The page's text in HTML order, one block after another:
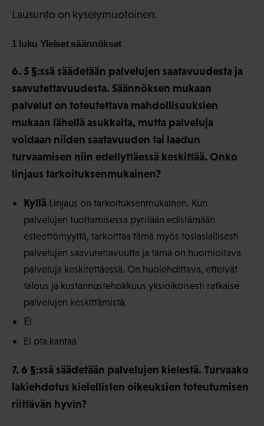
Lausunto on kyselymuotoinen.
1 luku Yleisetsäännökset
6. 5 §:ssä säädetään palvelujen saatavuudesta ja
saavutettavuudesta. Säännöksen mukaan
palvelut on toteutettava mahdollisuuksien
mukaan lähellä asukkaita, mutta palveluja
voidaan niiden saatavuuden tai laadun
turvaamisen niin edellyttäessä keskittää. Onko
linjaus tarkoituksenmukainen?
Kyllä Linjaus on tarkoituksenmukainen. Kun
palvelujen tuottamisessa pyritään edistämään
esteettömyyttä, tarkoittaa tämä myös tosiasiallisesti
palvelujen saavutettavuutta ja tämä on huomioitava
palveluja keskitettäessä. On huolehdittava, etteivät
talous ja kustannustehokkuus yksioikoisesti ratkaise
palvelujen keskittämistä.
Ei
Ei ota kantaa
7. 6 §:ssä säädetään palvelujen kielestä. Turvaako
lakiehdotus kielellisten oikeuksien toteutumisen
riittävän hyvin?